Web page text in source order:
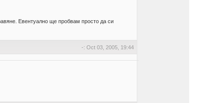
Евентуално ще пробвам просто да си
-: Oct 03, 2005, 19:44